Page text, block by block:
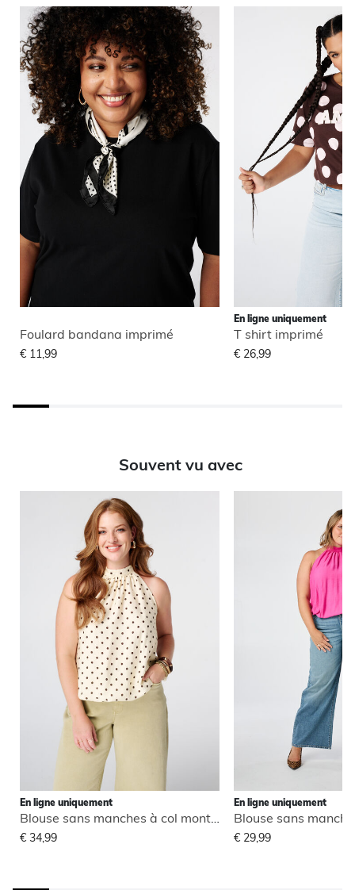
Foulard bandana imprimé
€ 11,99
En ligne uniquement
T shirt imprimé
€ 26,99
Souvent vu avec
En ligne uniquement
Blouse sans manches à col montant
€ 34,99
En ligne uniquement
€ 29,99